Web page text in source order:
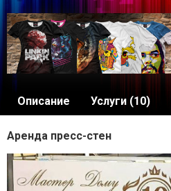
Описание Услуги (10)
Аренда пресс-стен